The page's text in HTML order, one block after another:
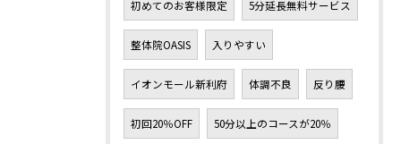
初めてのお客様限定 5分延長無料サービス
整体院OASIS 入りやすい
イオンモール新利府 体調不良 反り腰
初回20％OFF 50分以上のコースが20％